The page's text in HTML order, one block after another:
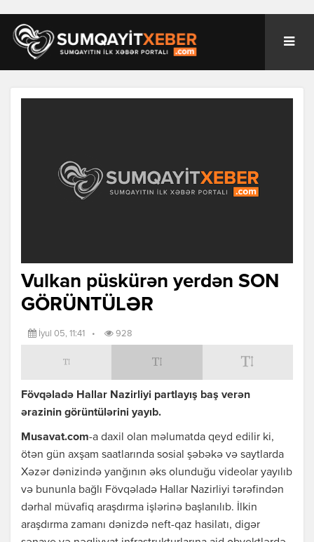
Vulkan püskürən yerdən SON
GÖRÜNTÜLƏR
İyul 05, 11:41 • 928
Fövqəladə Hallar Nazirliyi partlayış baş verən
ərazinin görüntülərini yayıb.
Musavat.com-a daxil olan məlumatda qeyd edilir ki,
ötən gün axşam saatlarında sosial şəbəkə və saytlarda
Xəzər dənizində yanğının əks olunduğu videolar yayılıb
və bununla bağlı Fövqəladə Hallar Nazirliyi tərəfindən
dərhal müvafiq araşdırma işlərinə başlanılıb. İlkin
araşdırma zamanı dənizdə neft-qaz hasilatı, digər